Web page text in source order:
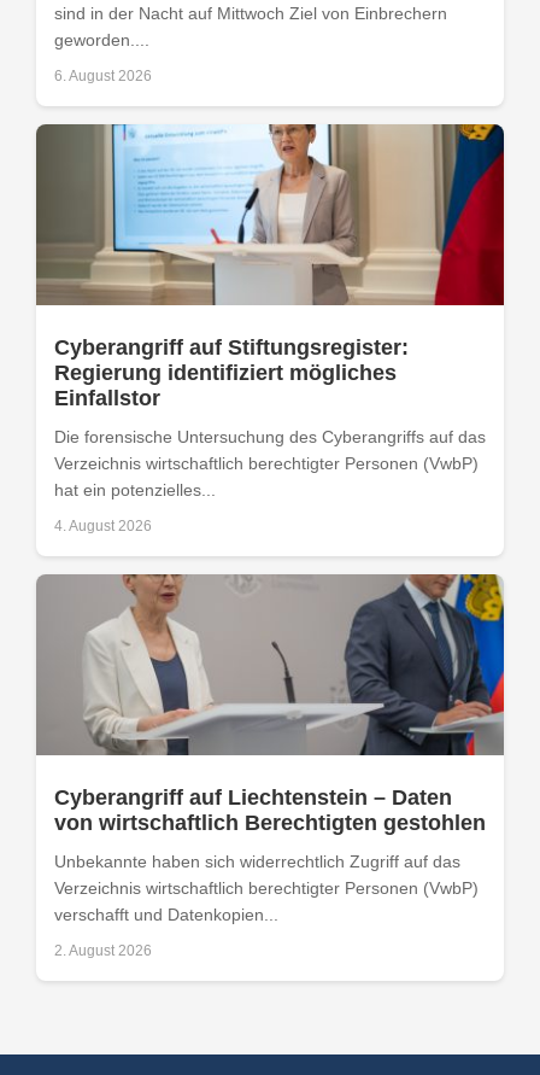
sind in der Nacht auf Mittwoch Ziel von Einbrechern
geworden....
6. August 2026
Cyberangriff auf Stiftungsregister:
Regierung identifiziert mögliches
Einfallstor
Die forensische Untersuchung des Cyberangriffs auf das
Verzeichnis wirtschaftlich berechtigter Personen (VwbP)
hat ein potenzielles...
4. August 2026
Cyberangriff auf Liechtenstein – Daten
von wirtschaftlich Berechtigten gestohlen
Unbekannte haben sich widerrechtlich Zugriff auf das
Verzeichnis wirtschaftlich berechtigter Personen (VwbP)
verschafft und Datenkopien...
2. August 2026